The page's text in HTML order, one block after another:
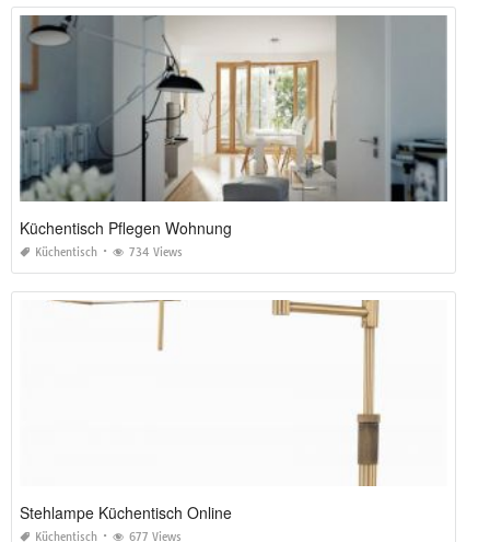
Küchentisch Pflegen Wohnung
Küchentisch 734 Views
Stehlampe Küchentisch Online
Küchentisch 677 Views